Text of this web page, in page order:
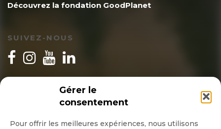
Gérer le
consentement
Pour offrir les meilleures expériences, nous utilisons
Découvrez la fondation GoodPlanet
SUIVEZ-NOUS
INSCRIPTION NEWSLETTER